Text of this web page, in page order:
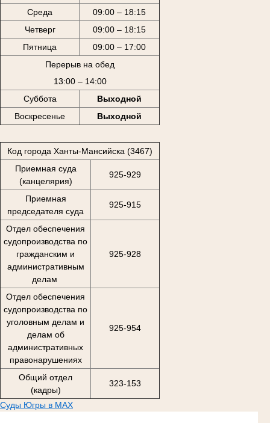
Среда
09:00 – 18:15
Четверг
09:00 – 18:15
Пятница
09:00 – 17:00
Перерыв на обед
13:00 – 14:00
Суббота
Выходной
Воскресенье
Выходной
Код города Ханты-Мансийска (3467)
Приемная суда
(канцелярия)
925-929
Приемная
председателя суда
925-915
Отдел обеспечения
судопроизводства по
гражданским и
административным
делам
925-928
Отдел обеспечения
судопроизводства по
уголовным делам и
делам об
административных
правонарушениях
925-954
Общий отдел
(кадры)
323-153
Суды Югры в MAX